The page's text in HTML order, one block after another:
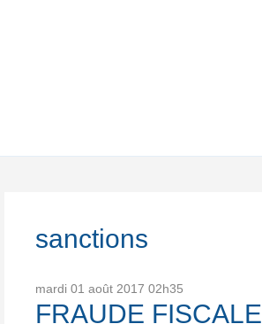
sanctions
mardi 01 août 2017 02h35
FRAUDE FISCALE